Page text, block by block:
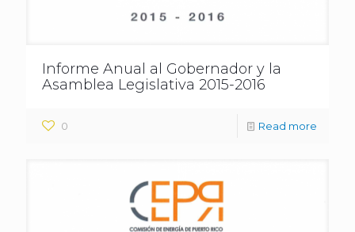
Informe Anual al Gobernador y la
Asamblea Legislativa 2015-2016
0 Read more